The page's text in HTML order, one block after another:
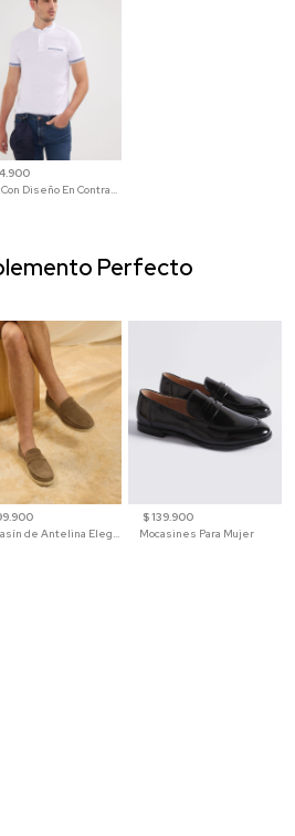
Polo Con Diseño En Contraste
Mocasín de Antelina Elegante con Suela de Contraste Para Hombre
$ 139.900
Mocasines Para Mujer
Perfecto